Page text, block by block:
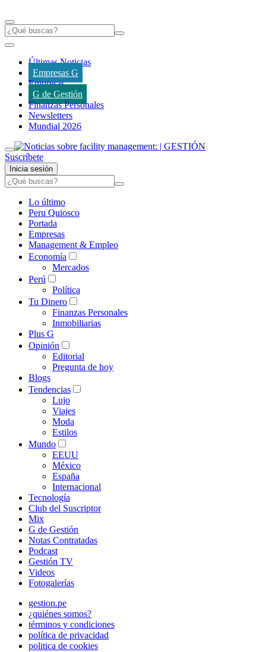
Últimas Noticias
Empresas G
Empresas
G de Gestión
Finanzas Personales
Newsletters
Mundial 2026
Suscríbete
Inicia sesión
Lo último
Peru Quiosco
Portada
Empresas
Management & Empleo
Economía
Mercados
Perú
Política
Tu Dinero
Finanzas Personales
Inmobiliarias
Plus G
Opinión
Editorial
Pregunta de hoy
Blogs
Tendencias
Lujo
Viajes
Moda
Estilos
Mundo
EEUU
México
España
Internacional
Tecnología
Club del Suscriptor
Mix
G de Gestión
Notas Contratadas
Podcast
Gestión TV
Videos
Fotogalerías
gestion.pe
¿quiénes somos?
términos y condiciones
política de privacidad
politica de cookies